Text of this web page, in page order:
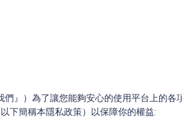
們』）為了讓您能夠安心的使用平台上的各
下簡稱本隱私政策）以保障你的權益: